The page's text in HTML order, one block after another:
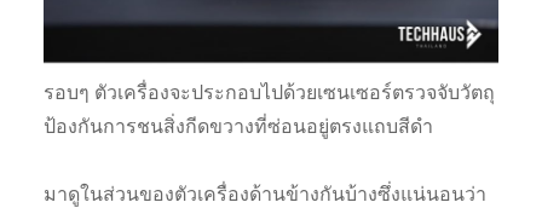
รอบๆ ตัวเครื่องจะประกอบไปด้วยเซนเซอร์ตรวจจับวัตถุ
ป้องกันการชนสิ่งกีดขวางที่ซ่อนอยู่ตรงแถบสีดำ
มาดูในส่วนของตัวเครื่องด้านข้างกันบ้างซึ่งแน่นอนว่า